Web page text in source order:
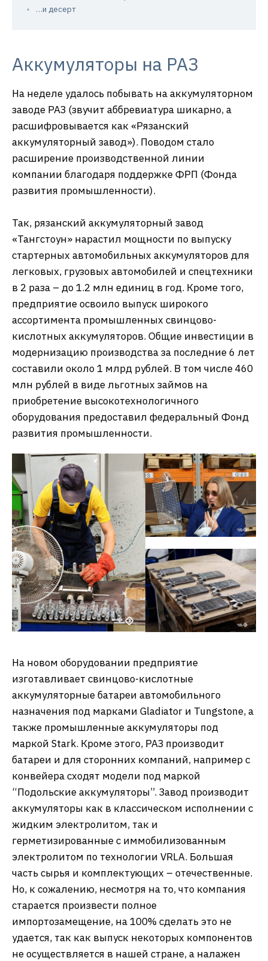
…и десерт
Аккумуляторы на РАЗ
На неделе удалось побывать на аккумуляторном
заводе РАЗ (звучит аббревиатура шикарно, а
расшифровывается как «Рязанский
аккумуляторный завод»). Поводом стало
расширение производственной линии
компании благодаря поддержке ФРП (Фонда
развития промышленности).
Так, рязанский аккумуляторный завод
«Тангстоун» нарастил мощности по выпуску
стартерных автомобильных аккумуляторов для
легковых, грузовых автомобилей и спецтехники
в 2 раза – до 1.2 млн единиц в год. Кроме того,
предприятие освоило выпуск широкого
ассортимента промышленных свинцово-
кислотных аккумуляторов. Общие инвестиции в
модернизацию производства за последние 6 лет
составили около 1 млрд рублей. В том числе 460
млн рублей в виде льготных займов на
приобретение высокотехнологичного
оборудования предоставил федеральный Фонд
развития промышленности.
На новом оборудовании предприятие
изготавливает свинцово-кислотные
аккумуляторные батареи автомобильного
назначения под марками Gladiator и Tungstone, а
также промышленные аккумуляторы под
маркой Stark. Кроме этого, РАЗ производит
батареи и для сторонних компаний, например с
конвейера сходят модели под маркой
“Подольские аккумуляторы”. Завод производит
аккумуляторы как в классическом исполнении с
жидким электролитом, так и
герметизированные c иммобилизованным
электролитом по технологии VRLA. Большая
часть сырья и комплектующих – отечественные.
Но, к сожалению, несмотря на то, что компания
старается произвести полное
импортозамещение, на 100% сделать это не
удается, так как выпуск некоторых компонентов
не осуществляется в нашей стране, а налажен